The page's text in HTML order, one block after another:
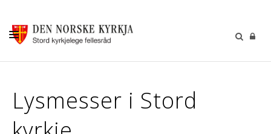
GUDSTENESTER
DÅP VIGSEL GRAVFERD
Lysmesser i Stord